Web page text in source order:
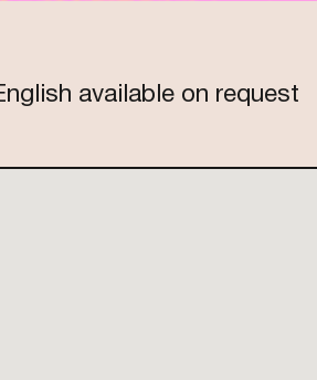
available on request